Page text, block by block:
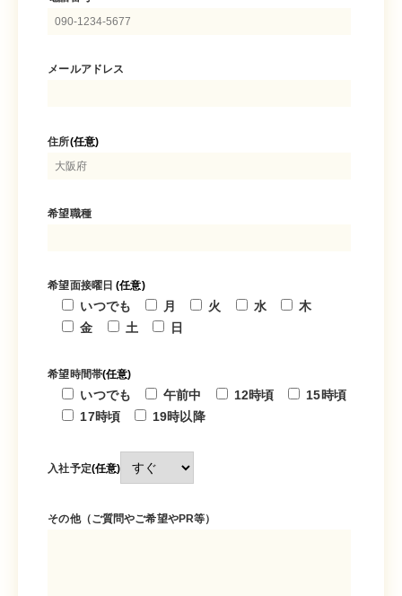
メールアドレス
住所(任意)
希望職種
希望面接曜日(任意)
いつでも 月 火 水
木
金
土 日
希望時間帯(任意)
いつでも 午前中 12時頃
15時頃
17時頃
19時以降
入社予定(任意)
その他（ご質問やご希望やPR等）